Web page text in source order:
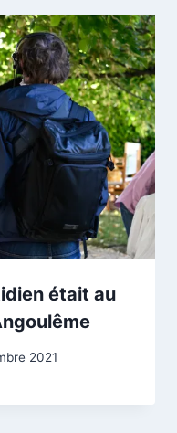
était au
2021